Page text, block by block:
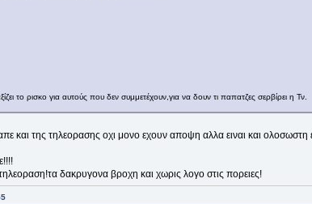
το ρισκο για αυτούς που δεν συμμετέχουν,για να δουν τι παπατζες σερβίρει η Τν.
και της τηλεορασης οχι μονο εχουν αποψη αλλα ειναι και ολοσωστη
δακρυγονα βροχη και χωρις λογο στις πορειες!